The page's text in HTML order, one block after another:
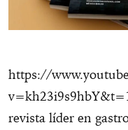
https://
revista líder en